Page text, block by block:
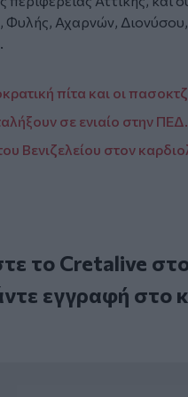
Φυλής, Αχαρνών,
πίτα και οι
σε ενιαίο στην
Βενιζελείου στον
το Cretalive
εγγραφή στο